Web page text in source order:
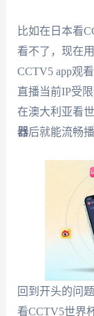
比如在日本看
看不了，现在用
CCTV5 app观
直播当前IP受
在澳大利亚看
器后就能流畅
回到开头的问
看CCTV5世界